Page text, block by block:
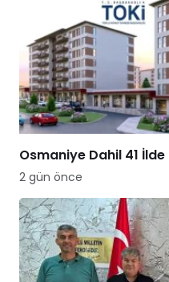
Osmaniye Dahil 41 İlde
2 gün önce